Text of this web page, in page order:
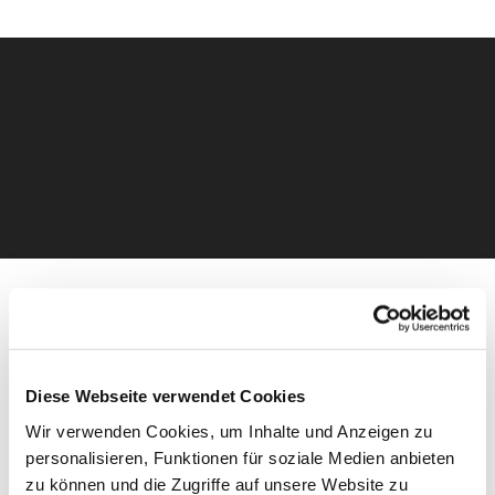
Diese Webseite verwendet Cookies
Wir verwenden Cookies, um Inhalte und Anzeigen zu
personalisieren, Funktionen für soziale Medien anbieten
zu können und die Zugriffe auf unsere Website zu
1962
Anlässlich des 50. Jahrestages der Sturmflut 1962 wird im